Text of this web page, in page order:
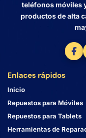
teléfonos móviles
productos de alta
Enlaces rápidos
Inicio
Repuestos para Móviles
Repuestos para Tablets
Herramientas de